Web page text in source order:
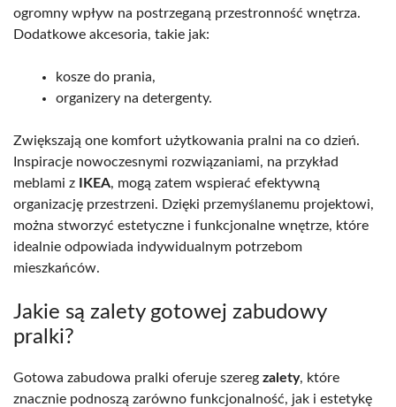
ogromny wpływ na postrzeganą przestronność wnętrza.
Dodatkowe akcesoria, takie jak:
kosze do prania,
organizery na detergenty.
Zwiększają one komfort użytkowania pralni na co dzień.
Inspiracje nowoczesnymi rozwiązaniami, na przykład
meblami z
IKEA, mogą zatem wspierać efektywną
organizację przestrzeni. Dzięki przemyślanemu projektowi,
można stworzyć estetyczne i funkcjonalne wnętrze, które
idealnie odpowiada indywidualnym potrzebom
mieszkańców.
Jakie są zalety gotowej zabudowy
pralki?
Gotowa zabudowa pralki oferuje szereg zalety, które
znacznie podnoszą zarówno funkcjonalność, jak i estetykę